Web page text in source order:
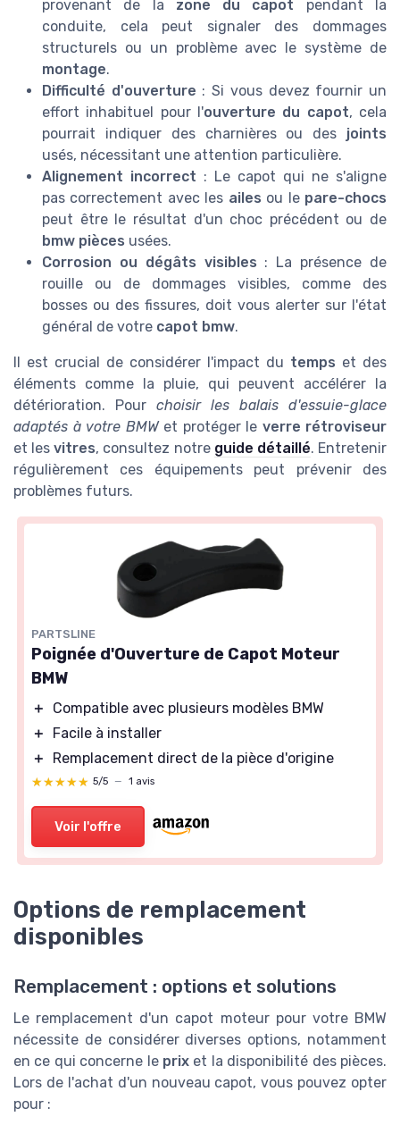
provenant de la zone du capot pendant la
conduite, cela peut signaler des dommages
structurels ou un problème avec le système de
montage.
Difficulté d'ouverture : Si vous devez fournir un
effort inhabituel pour l'ouverture du capot, cela
pourrait indiquer des charnières ou des joints
usés, nécessitant une attention particulière.
Alignement incorrect : Le capot qui ne s'aligne
pas correctement avec les ailes ou le pare-chocs
peut être le résultat d'un choc précédent ou de
bmw pièces usées.
Corrosion ou dégâts visibles : La présence de
rouille ou de dommages visibles, comme des
bosses ou des fissures, doit vous alerter sur l'état
général de votre capot bmw.
Il est crucial de considérer l'impact du temps et des
éléments comme la pluie, qui peuvent accélérer la
détérioration. Pour choisir les balais d'essuie-glace
adaptés à votre BMWet protéger le verre rétroviseur
et lesvitres, consultez notre guide détaillé. Entretenir
régulièrement ces équipements peut prévenir des
problèmes futurs.
PARTSLINE
Poignée d'Ouverture de Capot Moteur
BMW
＋
Compatible avec plusieurs modèles BMW
＋
Facile à installer
＋
Remplacement direct de la pièce d'origine
★★★★★
★★★★★ 5/5 — 1 avis
Voir l'offre
Options de remplacement
disponibles
Remplacement : options et solutions
Le remplacement d'un capot moteur pour votre BMW
nécessite de considérer diverses options, notamment
en ce qui concerne le prix et la disponibilité des pièces.
Lors de l'achat d'un nouveau capot, vous pouvez opter
pour :